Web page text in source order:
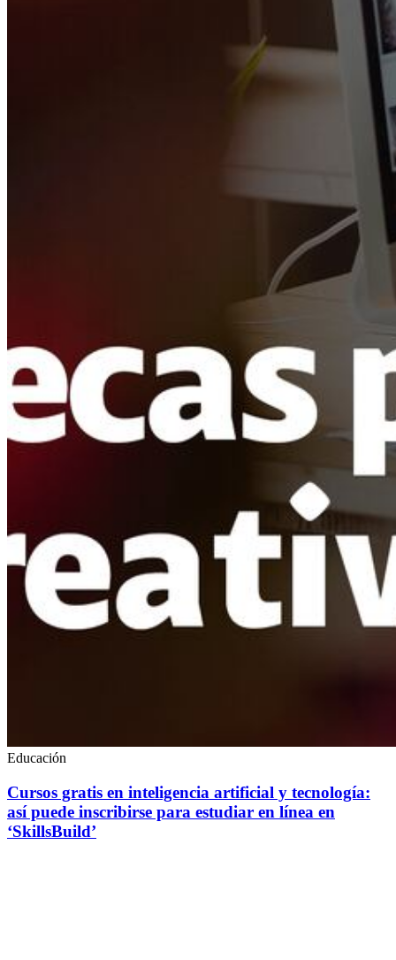
Educación
Cursos gratis en inteligencia artificial y tecnología:
así puede inscribirse para estudiar en línea en
‘SkillsBuild’